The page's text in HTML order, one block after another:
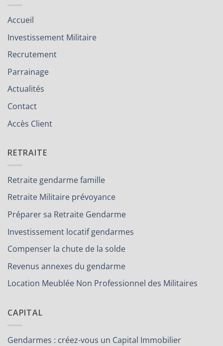
Accueil
Investissement Militaire
Recrutement
Parrainage
Actualités
Contact
Accès Client
RETRAITE
Retraite gendarme famille
Retraite Militaire prévoyance
Préparer sa Retraite Gendarme
Investissement locatif gendarmes
Compenser la chute de la solde
Revenus annexes du gendarme
Location Meublée Non Professionnel des Militaires
CAPITAL
Gendarmes : créez-vous un Capital Immobilier